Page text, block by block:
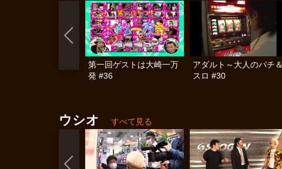
第一回ゲストは大崎一万
発 #36
アダルト～大人のパチ＆
スロ #30
ウシオ すべて見る